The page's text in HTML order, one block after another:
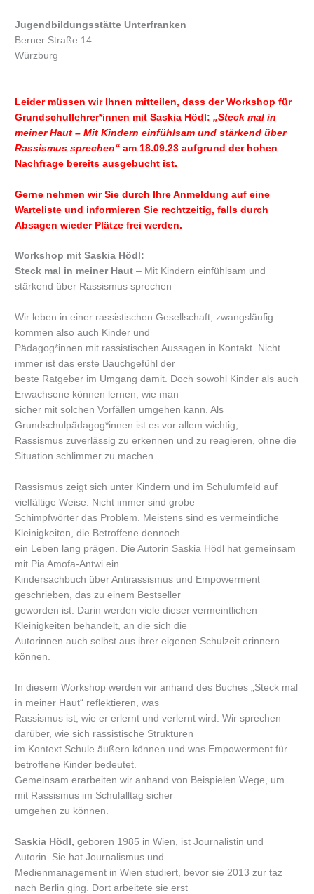
Jugendbildungsstätte Unterfranken
Berner Straße 14
Würzburg
Leider müssen wir Ihnen mitteilen, dass der Workshop für
Grundschullehrer*innen mit Saskia Hödl:„Steck mal in
meiner Haut – Mit Kindern einfühlsam und stärkend über
Rassismus sprechen“ am 18.09.23 aufgrund der hohen
Nachfrage bereits ausgebucht ist.
Gerne nehmen wir Sie durch Ihre Anmeldung auf eine
Warteliste und informieren Sie rechtzeitig, falls durch
Absagen wieder Plätze frei werden.
Workshop mit Saskia Hödl:
Steck mal in meiner Haut – Mit Kindern einfühlsam und
stärkend über Rassismus sprechen
Wir leben in einer rassistischen Gesellschaft, zwangsläufig
kommen also auch Kinder und
Pädagog*innen mit rassistischen Aussagen in Kontakt. Nicht
immer ist das erste Bauchgefühl der
beste Ratgeber im Umgang damit. Doch sowohl Kinder als auch
Erwachsene können lernen, wie man
sicher mit solchen Vorfällen umgehen kann. Als
Grundschulpädagog*innen ist es vor allem wichtig,
Rassismus zuverlässig zu erkennen und zu reagieren, ohne die
Situation schlimmer zu machen.
Rassismus zeigt sich unter Kindern und im Schulumfeld auf
vielfältige Weise. Nicht immer sind grobe
Schimpfwörter das Problem. Meistens sind es vermeintliche
Kleinigkeiten, die Betroffene dennoch
ein Leben lang prägen. Die Autorin Saskia Hödl hat gemeinsam
mit Pia Amofa-Antwi ein
Kindersachbuch über Antirassismus und Empowerment
geschrieben, das zu einem Bestseller
geworden ist. Darin werden viele dieser vermeintlichen
Kleinigkeiten behandelt, an die sich die
Autorinnen auch selbst aus ihrer eigenen Schulzeit erinnern
können.
In diesem Workshop werden wir anhand des Buches „Steck mal
in meiner Haut“ reflektieren, was
Rassismus ist, wie er erlernt und verlernt wird. Wir sprechen
darüber, wie sich rassistische Strukturen
im Kontext Schule äußern können und was Empowerment für
betroffene Kinder bedeutet.
Gemeinsam erarbeiten wir anhand von Beispielen Wege, um
mit Rassismus im Schulalltag sicher
umgehen zu können.
Saskia Hödl, geboren 1985 in Wien, ist Journalistin und
Autorin. Sie hat Journalismus und
Medienmanagement in Wien studiert, bevor sie 2013 zur taz
nach Berlin ging. Dort arbeitete sie erst